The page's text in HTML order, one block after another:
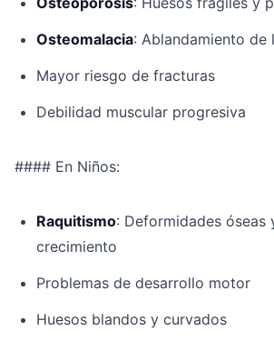
Osteomalacia: Ablandamiento de
Mayor riesgo de fracturas
Debilidad muscular progresiva
#### En Niños:
Raquitismo: Deformidades óseas
crecimiento
Problemas de desarrollo motor
Huesos blandos y curvados